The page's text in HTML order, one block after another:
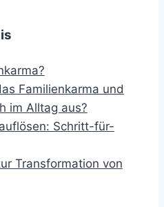
Familienkarma und
im Alltag aus?
Schritt-für-
Transformation von